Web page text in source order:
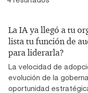
La IA ya llegó a tu
lista tu función de
para liderarla?
La velocidad de
evolución de la
oportunidad